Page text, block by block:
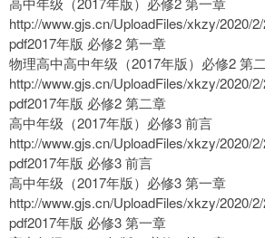
http://www.gjs.cn/UploadFiles/xkzy/2020/
pdf2017年版 必修2 第一章
物理高中高中年级（2017年版）必修2 第
http://www.gjs.cn/UploadFiles/xkzy/2020/
pdf2017年版 必修2 第二章
高中年级（2017年版）必修3 前言
http://www.gjs.cn/UploadFiles/xkzy/2020/
pdf2017年版 必修3 前言
高中年级（2017年版）必修3 第一章
http://www.gjs.cn/UploadFiles/xkzy/2020/
pdf2017年版 必修3 第一章